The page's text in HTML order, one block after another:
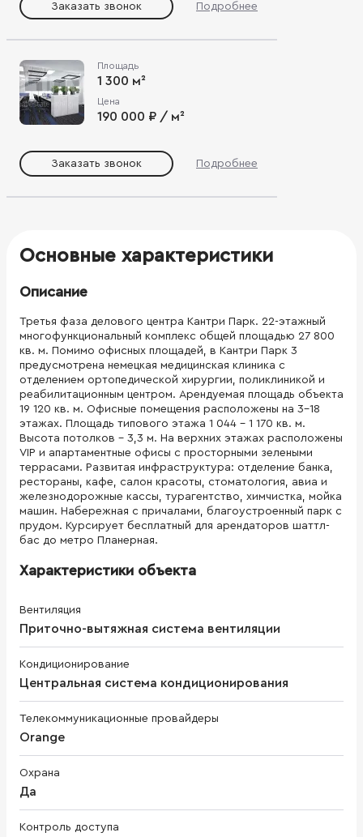
Заказать звонок Подробнее
Площадь
1 300 м²
Цена
190 000 ₽ / м²
Заказать звонок Подробнее
Основные характеристики
Описание
Третья фаза делового центра Кантри Парк. 22-этажный
многофункциональный комплекс общей площадью 27 800
кв. м. Помимо офисных площадей, в Кантри Парк 3
предусмотрена немецкая медицинская клиника с
отделением ортопедической хирургии, поликлиникой и
реабилитационным центром. Арендуемая площадь объекта
19 120 кв. м. Офисные помещения расположены на 3-18
этажах. Площадь типового этажа 1 044 - 1 170 кв. м.
Высота потолков - 3,3 м. На верхних этажах расположены
VIP и апартаментные офисы с просторными зелеными
террасами. Развитая инфраструктура: отделение банка,
рестораны, кафе, салон красоты, стоматология, авиа и
железнодорожные кассы, турагентство, химчистка, мойка
машин. Набережная с причалами, благоустроенный парк с
прудом. Курсирует бесплатный для арендаторов шаттл-
бас до метро Планерная.
Характеристики объекта
Вентиляция
Приточно-вытяжная система вентиляции
Кондиционирование
Центральная система кондиционирования
Телекоммуникационные провайдеры
Orange
Охрана
Да
Контроль доступа